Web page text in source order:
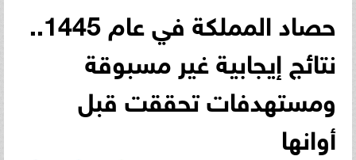
حصاد المملكة في عام 1445..
نتائج إيجابية غير مسبوقة
ومستهدفات تحققت قبل
أوانها